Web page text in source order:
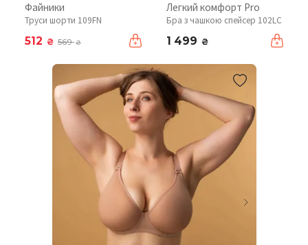
Файники
Труси шорти 109FN
512 ₴ 569₴
Легкий комфорт Pro
Бра з чашкою спейсер 102LC
1 499 ₴